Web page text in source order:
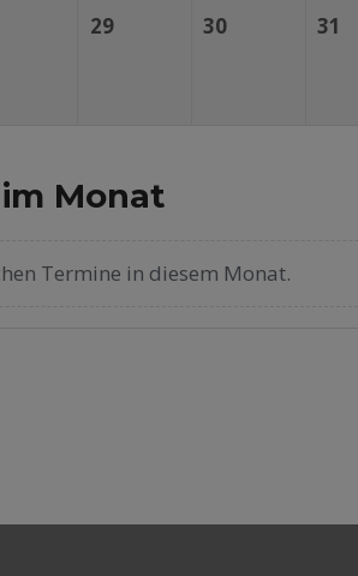
29 30 31
Monat
Termine in diesem Monat.